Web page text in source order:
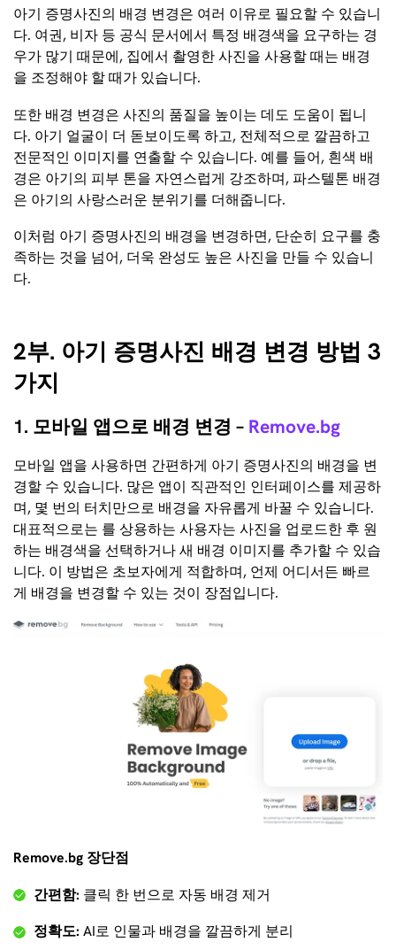
아기 증명사진의 배경 변경은 여러 이유로 필요할 수 있습니
다. 여권, 비자 등 공식 문서에서 특정 배경색을 요구하는 경
우가 많기 때문에, 집에서 촬영한 사진을 사용할 때는 배경
을 조정해야 할 때가 있습니다.
또한 배경 변경은 사진의 품질을 높이는 데도 도움이 됩니
다. 아기 얼굴이 더 돋보이도록 하고, 전체적으로 깔끔하고
전문적인 이미지를 연출할 수 있습니다. 예를 들어, 흰색 배
경은 아기의 피부 톤을 자연스럽게 강조하며, 파스텔톤 배경
은 아기의 사랑스러운 분위기를 더해줍니다.
이처럼 아기 증명사진의 배경을 변경하면, 단순히 요구를 충
족하는 것을 넘어, 더욱 완성도 높은 사진을 만들 수 있습니
다.
2부. 아기 증명사진 배경 변경 방법 3
가지
1. 모바일 앱으로 배경 변경 – Remove.bg
모바일 앱을 사용하면 간편하게 아기 증명사진의 배경을 변
경할 수 있습니다. 많은 앱이 직관적인 인터페이스를 제공하
며, 몇 번의 터치만으로 배경을 자유롭게 바꿀 수 있습니다.
대표적으로는 를 상용하는 사용자는 사진을 업로드한 후 원
하는 배경색을 선택하거나 새 배경 이미지를 추가할 수 있습
니다. 이 방법은 초보자에게 적합하며, 언제 어디서든 빠르
게 배경을 변경할 수 있는 것이 장점입니다.
Remove.bg 장단점
간편함: 클릭 한 번으로 자동 배경 제거
정확도: AI로 인물과 배경을 깔끔하게 분리